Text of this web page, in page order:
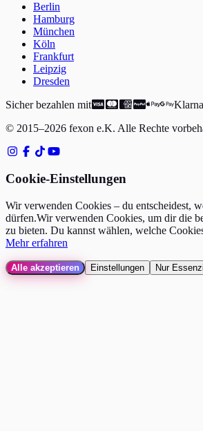
Berlin
Hamburg
München
Köln
Frankfurt
Leipzig
Dresden
Sicher bezahlen mit
Klarna
© 2015–2026 fexon e.K. Alle Rechte
Cookie-Einstellungen
Wir verwenden Cookies – du entscheidest,
dürfen.Wir verwenden Cookies, um dir die
zu bieten. Du kannst wählen, welche
Mehr erfahren
Alle akzeptieren Einstellungen Nur